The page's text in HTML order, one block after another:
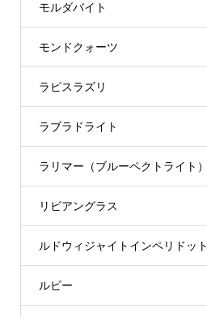
モルダバイト
モンドクォーツ
ラピスラズリ
ラブラドライト
ラリマー（ブルーペクトライト）
リビアングラス
ルドウィジャイトインペリドット
ルビー